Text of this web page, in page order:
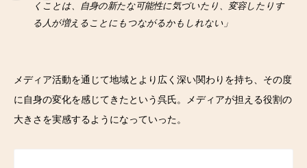
くことは、自身の新たな可能性に気づいたり、変容したりす
る人が増えることにもつながるかもしれない」
メディア活動を通じて地域とより広く深い関わりを持ち、その度
に自身の変化を感じてきたという呉氏。メディアが担える役割の
大きさを実感するようになっていった。